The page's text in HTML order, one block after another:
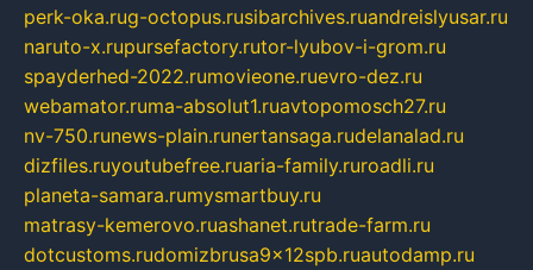
perk-oka.rug-octopus.rusibarchives.ruandreislyusar.ru
naruto-x.rupursefactory.rutor-lyubov-i-grom.ru
spayderhed-2022.rumovieone.ruevro-dez.ru
webamator.ruma-absolut1.ruavtopomosch27.ru
nv-750.runews-plain.runertansaga.rudelanalad.ru
dizfiles.ruyoutubefree.ruaria-family.ruroadli.ru
planeta-samara.rumysmartbuy.ru
matrasy-kemerovo.ruashanet.rutrade-farm.ru
dotcustoms.rudomizbrusa9x12spb.ruautodamp.ru